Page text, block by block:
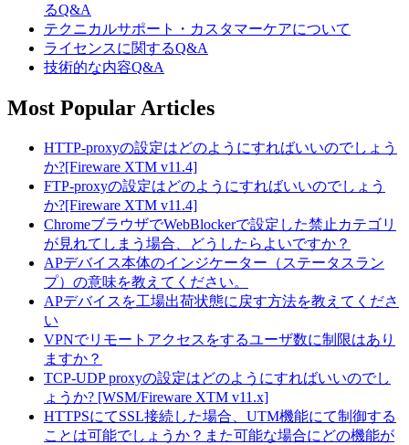
るQ&A
テクニカルサポート・カスタマーケアについて
ライセンスに関するQ&A
技術的な内容Q&A
Most Popular Articles
HTTP-proxyの設定はどのようにすればいいのでしょう
か?[Fireware XTM v11.4]
FTP-proxyの設定はどのようにすればいいのでしょう
か?[Fireware XTM v11.4]
ChromeブラウザでWebBlockerで設定した禁止カテゴリ
が見れてしまう場合、どうしたらよいですか？
APデバイス本体のインジケーター（ステータスラン
プ）の意味を教えてください。
APデバイスを工場出荷状態に戻す方法を教えてくださ
い
VPNでリモートアクセスをするユーザ数に制限はあり
ますか？
TCP-UDP proxyの設定はどのようにすればいいのでし
ょうか? [WSM/Fireware XTM v11.x]
HTTPSにてSSL接続した場合、UTM機能にて制御する
ことは可能でしょうか？また可能な場合にどの機能が